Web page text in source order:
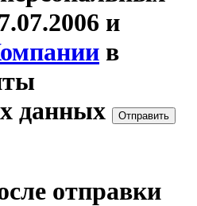
и
в
данных
Отправить
отправки